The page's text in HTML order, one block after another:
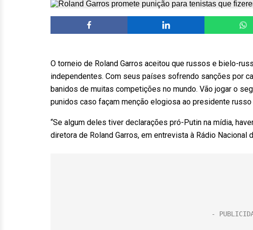
O torneio de Roland Garros aceitou que russos e bielo-
independentes. Com seus países sofrendo sanções por
banidos de muitas competições no mundo. Vão jogar o
punidos caso façam menção elogiosa ao presidente russo
“Se algum deles tiver declarações pró-Putin na mídia,
diretora de Roland Garros, em entrevista à Rádio Nacional